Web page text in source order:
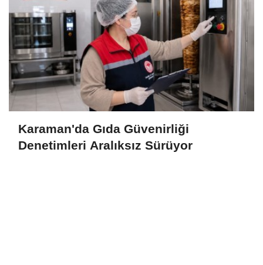
Karaman'da Gıda Güvenirliği
Denetimleri Aralıksız Sürüyor